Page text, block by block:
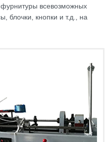
всевозможных
блочки, кнопки и т.д., на